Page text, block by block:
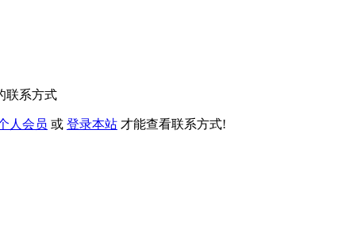
联系方式
人会员 或 登录本站 才能查看联系方式!